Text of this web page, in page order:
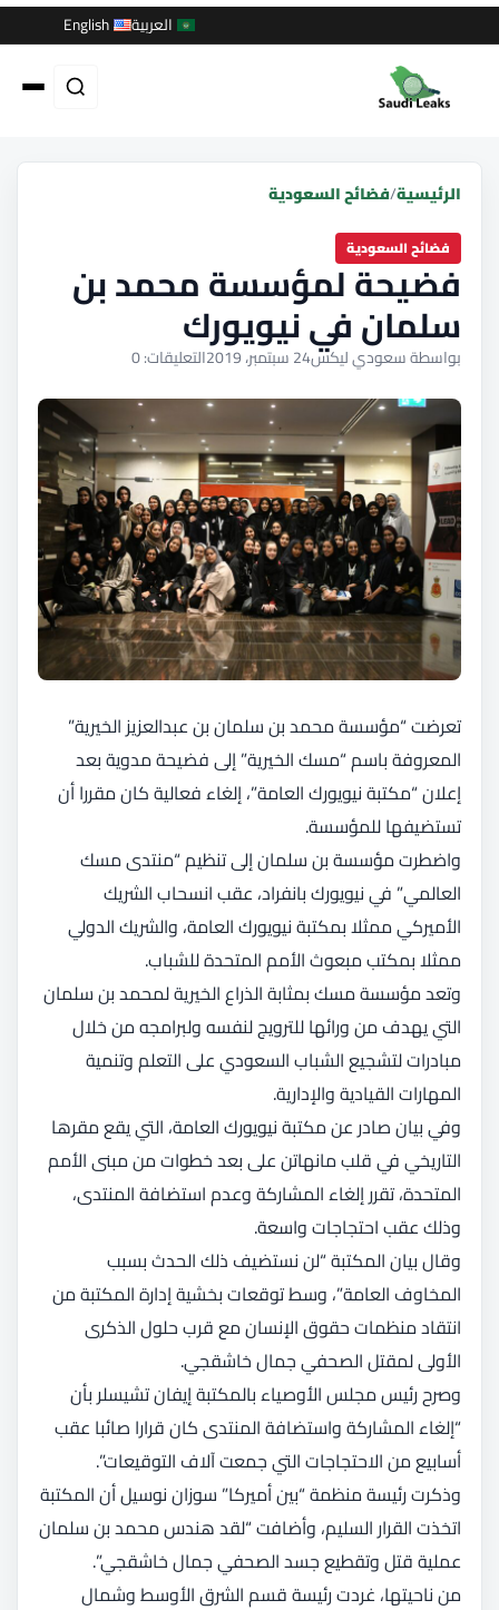
العربية English
الرئيسية/فضائح السعودية
فضائح السعودية
فضيحة لمؤسسة محمد بن
سلمان في نيويورك
بواسطة سعودي ليكس24 سبتمبر، 2019 التعليقات: 0
تعرضت “مؤسسة محمد بن سلمان بن عبدالعزيز الخيرية”
المعروفة باسم “مسك الخيرية” إلى فضيحة مدوية بعد
إعلان “مكتبة نيويورك العامة”، إلغاء فعالية كان مقررا أن
تستضيفها للمؤسسة.
واضطرت مؤسسة بن سلمان إلى تنظيم “منتدى مسك
العالمي” في نيويورك بانفراد، عقب انسحاب الشريك
الأميركي ممثلا بمكتبة نيويورك العامة، والشريك الدولي
ممثلا بمكتب مبعوث الأمم المتحدة للشباب.
وتعد مؤسسة مسك بمثابة الذراع الخيرية لمحمد بن سلمان
التي يهدف من ورائها للترويج لنفسه ولبرامجه من خلال
مبادرات لتشجيع الشباب السعودي على التعلم وتنمية
المهارات القيادية والإدارية.
وفي بيان صادر عن مكتبة نيويورك العامة، التي يقع مقرها
التاريخي في قلب مانهاتن على بعد خطوات من مبنى الأمم
المتحدة، تقرر إلغاء المشاركة وعدم استضافة المنتدى،
وذلك عقب احتجاجات واسعة.
وقال بيان المكتبة “لن نستضيف ذلك الحدث بسبب
المخاوف العامة”، وسط توقعات بخشية إدارة المكتبة من
انتقاد منظمات حقوق الإنسان مع قرب حلول الذكرى
الأولى لمقتل الصحفي جمال خاشقجي.
وصرح رئيس مجلس الأوصياء بالمكتبة إيفان تشيسلر بأن
“إلغاء المشاركة واستضافة المنتدى كان قرارا صائبا عقب
أسابيع من الاحتجاجات التي جمعت آلاف التوقيعات”.
وذكرت رئيسة منظمة “بين أميركا” سوزان نوسيل أن المكتبة
اتخذت القرار السليم، وأضافت “لقد هندس محمد بن سلمان
عملية قتل وتقطيع جسد الصحفي جمال خاشقجي”.
من ناحيتها، غردت رئيسة قسم الشرق الأوسط وشمال